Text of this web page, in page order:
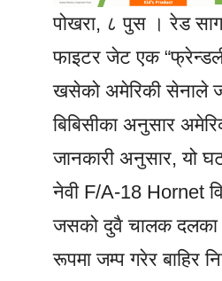
पोखरा, ८ पुस । रेड
फाइटर जेट एक
खसेको अमेरिकी सेनाले
बिबिसीका अनुसार
जानकारी अनुसार, यो
नेवी F/A-18 Hornet
जसको दुवै चालक दलका
रूपमा जम्प गरेर बाहिर